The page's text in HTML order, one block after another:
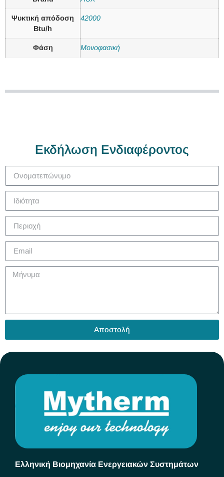
Ψυκτική απόδοση
Btu/h
42000
Φάση Μονοφασική
Εκδήλωση Ενδιαφέροντος
Αποστολή
Ελληνική Βιομηχανία Ενεργειακών Συστημάτων